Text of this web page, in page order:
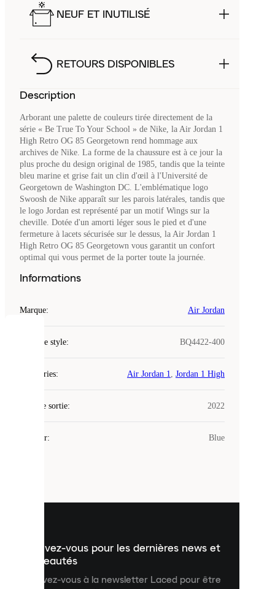
NEUF ET INUTILISÉ
RETOURS DISPONIBLES
Description
Arborant une palette de couleurs tirée directement de la
série « Be True To Your School » de Nike, la Air Jordan 1
High Retro OG 85 Georgetown rend hommage aux
archives de Nike. La forme de la chaussure est à ce jour la
plus proche du design original de 1985, tandis que la teinte
bleu marine et grise fait un clin d'œil à l'Université de
Georgetown de Washington DC. L'emblématique logo
Swoosh de Nike apparaît sur les parois latérales, tandis que
le logo Jordan est représenté par un motif Wings sur la
cheville. Dotée d'un amorti léger sous le pied et d'une
fermeture à lacets sécurisée sur le dessus, la Air Jordan 1
High Retro OG 85 Georgetown vous garantit un confort
optimal qui vous permet de la porter toute la journée.
Informations
Marque: Air Jordan
Code de style: BQ4422-400
Catégories: Air Jordan 1, Jordan 1 High
Date de sortie: 2022
Couleur: Blue
Inscrivez-vous pour les dernières news et
nouveautés
Inscrivez-vous à la newsletter Laced pour être
COOKIES
Laced
cookies.
contenu
personnalisé
améliorer